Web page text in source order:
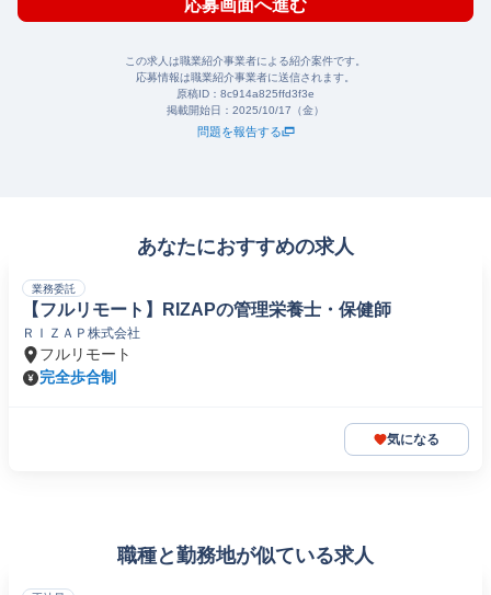
応募画面へ進む
この求人は職業紹介事業者による紹介案件です。
応募情報は職業紹介事業者に送信されます。
原稿ID： 8c914a825ffd3f3e
掲載開始日： 2025/10/17（金）
問題を報告する
あなたにおすすめの求人
業務委託
【フルリモート】RIZAPの管理栄養士・保健師
ＲＩＺＡＰ株式会社
フルリモート
完全歩合制
気になる
職種と勤務地が似ている求人